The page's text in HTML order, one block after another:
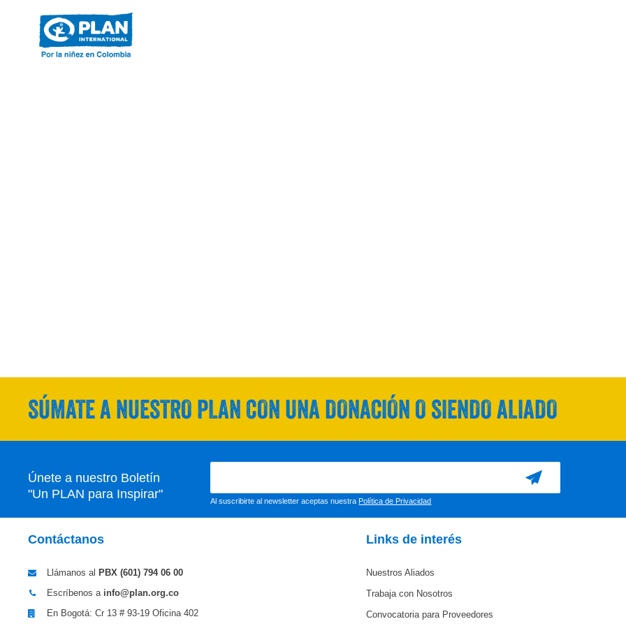
SÚMATE A NUESTRO PLAN CON UNA DONACIÓN O SIENDO ALIADO
Únete a nuestro Boletín
"Un PLAN para Inspirar"
Al suscribirte al newsletter aceptas nuestra Política de Privacidad
Contáctanos
Llámanos al PBX (601) 794 06 00
Escríbenos a info@plan.org.co
En Bogotá: Cr 13 # 93-19 Oficina 402
Links de interés
Nuestros Aliados
Trabaja con Nosotros
Convocatoria para Proveedores